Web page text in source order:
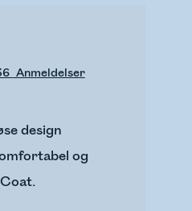
Anmeldelser
design
og